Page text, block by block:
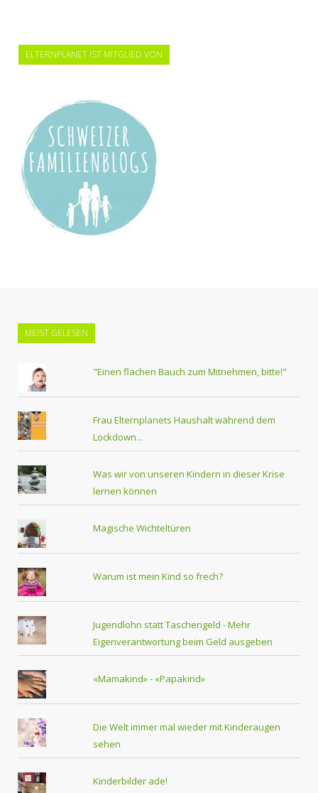
ELTERNPLANET IST MITGLIED VON
MEIST GELESEN
"Einen flachen Bauch zum Mitnehmen, bitte!"
Frau Elternplanets Haushalt während dem
Lockdown...
Was wir von unseren Kindern in dieser Krise
lernen können
Magische Wichteltüren
Warum ist mein Kind so frech?
Jugendlohn statt Taschengeld - Mehr
Eigenverantwortung beim Geld ausgeben
«Mamakind» - «Papakind»
Die Welt immer mal wieder mit Kinderaugen
sehen
Kinderbilder ade!